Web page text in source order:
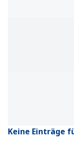
Keine Einträge